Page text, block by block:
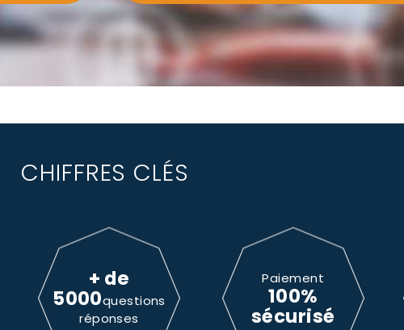
CHIFFRES CLÉS
+ de
5000questions
réponses
Paiement
100%
sécurisé